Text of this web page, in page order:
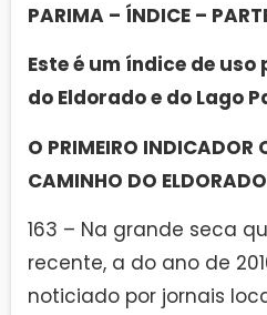
PARIMA – ÍNDICE –
Este é um índice de
do Eldorado e do Lago
O PRIMEIRO INDICADOR
CAMINHO DO
163 – Na grande seca
recente, a do ano de
noticiado por jornais